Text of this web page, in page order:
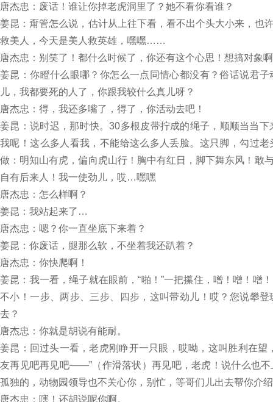
唐杰忠：废话！谁让你掉老虎洞里了？她不看你看谁？
姜昆：甭管怎么说，估计从上往下看，看不出个头大小来，也
救美人，今天是美人救英雄，嘿嘿……
唐杰忠：别笑了！都什么时候了，你还有这个心思！想搞对象
姜昆：你瞪什么眼哪？你怎么一点同情心都没有？俗话说君
儿，我都要死的人了，你跟我较什么真儿呀？
唐杰忠：得，我还多嘴了，得了，你活动去吧！
姜昆：说时迟，那时快。30多根皮带拧成的绳子，顺顺当当
我呢！这么多人看我，不能给这么多人丢脸。这只脚，勾过
做：明知山有虎，偏向虎山行！胸中有红日，脚下舞东风！敢
自有后来人！我一使劲儿，哎…嘿嘿
唐杰忠：怎么样啊？
姜昆：我站起来了…
唐杰忠：嗯？你一直坐底下来着？
姜昆：你废话，腿那么软，不坐着我还趴着？
唐杰忠：你快爬啊！
姜昆：我一看，绳子就在眼前，“啪！”一把攥住，噌！噌！噌
不小！一步、两步、三步、四步，这叫带劲儿！哎？您说攀
去？
唐杰忠：你就是胡说有能耐。
姜昆：回过头一看，老虎刚睁开一只眼，哎呦，这叫胜利在
友再见吧再见吧——”（作滑落状）再见吧，老虎！说什么也
孤独的，动物园领导也不关心你，别忙，等哥们儿出去帮你介
唐杰忠：嗐！还胡说呢你啊。